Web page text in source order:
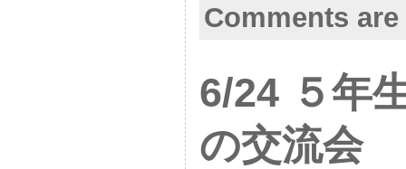
Comments
6/24 ５年
の交流会